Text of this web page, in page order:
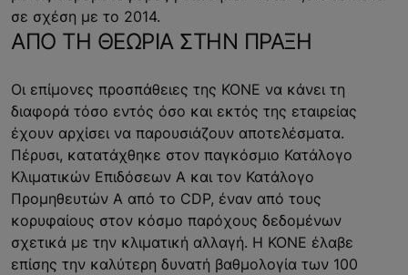
σε σχέση με το 2014.
ΑΠΟ ΤΗ ΘΕΩΡΙΑ ΣΤΗΝ ΠΡΑΞΗ
Οι επίμονες προσπάθειες της ΚΟΝΕ να κάνει τη
διαφορά τόσο εντός όσο και εκτός της εταιρείας
έχουν αρχίσει να παρουσιάζουν αποτελέσματα.
Πέρυσι, κατατάχθηκε στον παγκόσμιο Κατάλογο
Κλιματικών Επιδόσεων Α και τον Κατάλογο
Προμηθευτών Α από το CDP, έναν από τους
κορυφαίους στον κόσμο παρόχους δεδομένων
σχετικά με την κλιματική αλλαγή. Η ΚΟΝΕ έλαβε
επίσης την καλύτερη δυνατή βαθμολογία των 100